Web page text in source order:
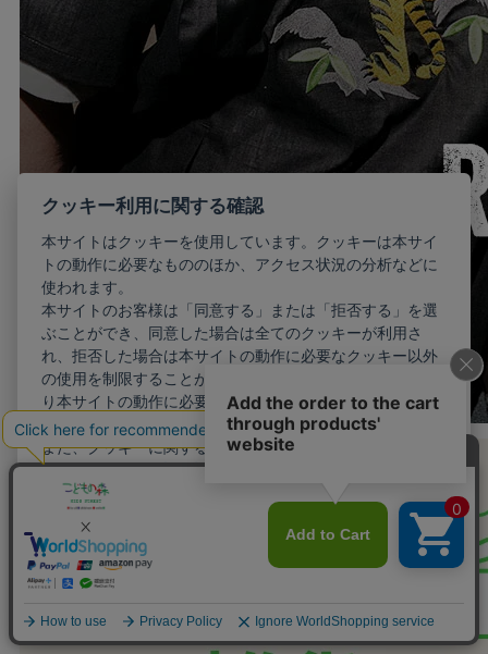
クッキー利用に関する確認
本サイトはクッキーを使用しています。クッキーは本サイ
トの動作に必要なもののほか、アクセス状況の分析などに
使われます。
本サイトのお客様は「同意する」または「拒否する」を選
ぶことができ、同意した場合は全てのクッキーが利用さ
れ、拒否した場合は本サイトの動作に必要なクッキー以外
の使用を制限することができます。お客様が同意しない限
り本サイトの動作に必要最小限のクッキー以外が利用され
ることはありません。
また、クッキーに関する設定を詳細に行いたい場合はこち
らから行えます。詳細設定